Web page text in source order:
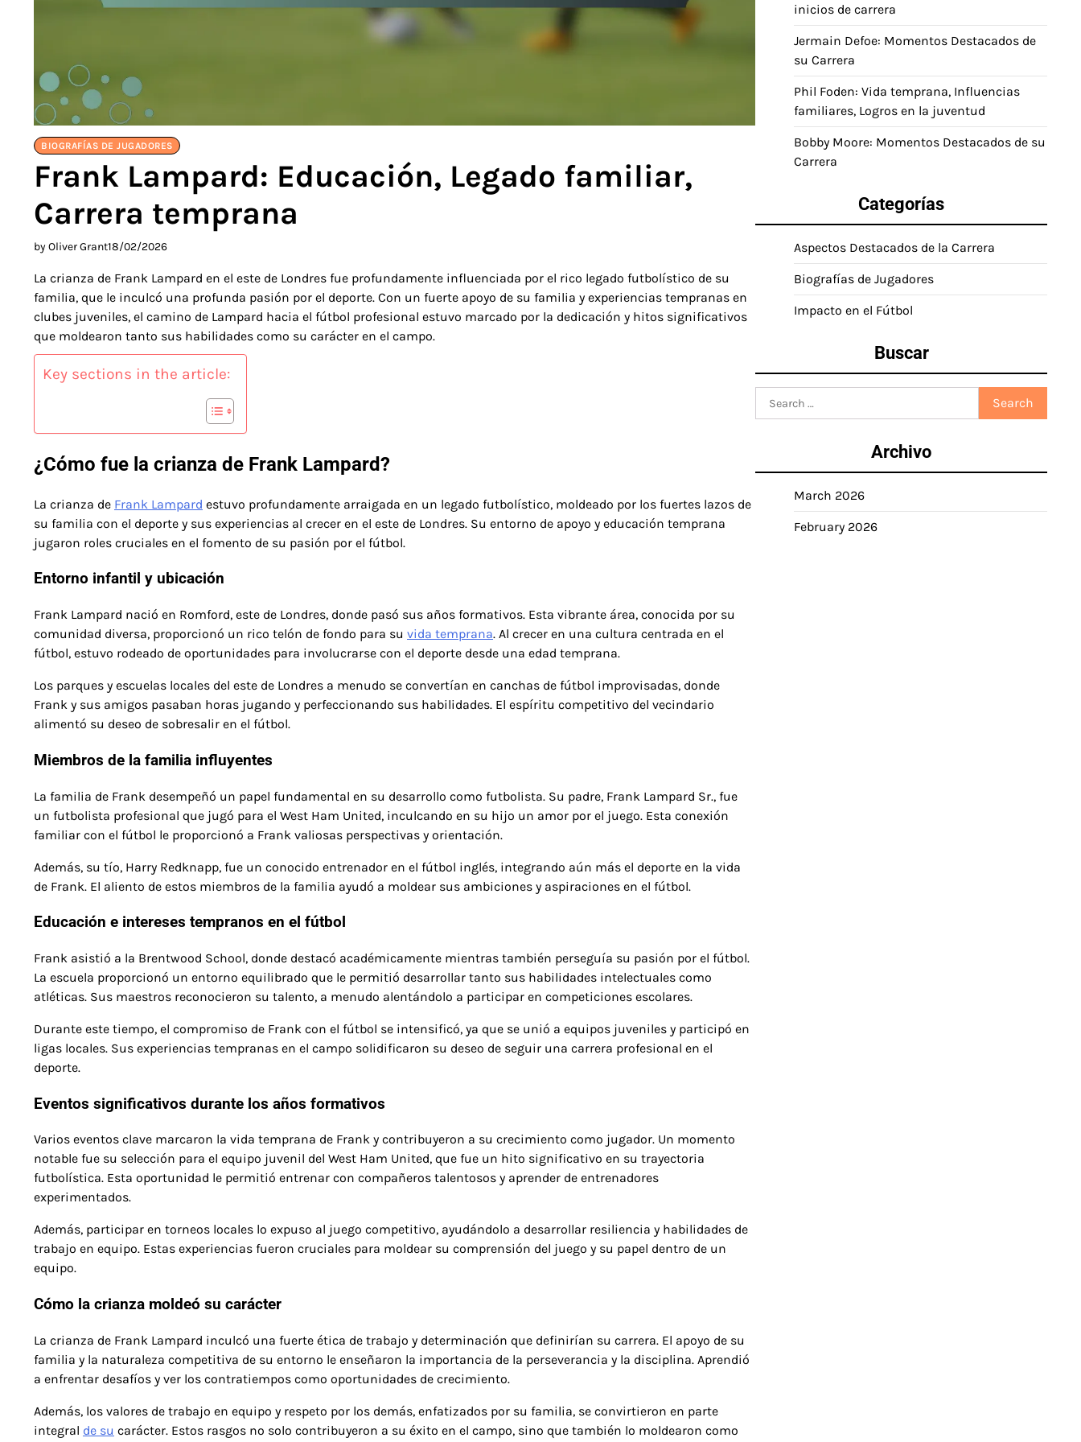
BIOGRAFÍAS DE JUGADORES
Frank Lampard: Educación, Legado familiar,
Carrera temprana
by Oliver Grant18/02/2026
La crianza de Frank Lampard en el este de Londres fue profundamente influenciada por el rico legado futbolístico de su
familia, que le inculcó una profunda pasión por el deporte. Con un fuerte apoyo de su familia y experiencias tempranas en
clubes juveniles, el camino de Lampard hacia el fútbol profesional estuvo marcado por la dedicación y hitos significativos
que moldearon tanto sus habilidades como su carácter en el campo.
Key sections in the article:
¿Cómo fue la crianza de Frank Lampard?
La crianza de Frank Lampard estuvo profundamente arraigada en un legado futbolístico, moldeado por los fuertes lazos de
su familia con el deporte y sus experiencias al crecer en el este de Londres. Su entorno de apoyo y educación temprana
jugaron roles cruciales en el fomento de su pasión por el fútbol.
Entorno infantil y ubicación
Frank Lampard nació en Romford, este de Londres, donde pasó sus años formativos. Esta vibrante área, conocida por su
comunidad diversa, proporcionó un rico telón de fondo para su vida temprana. Al crecer en una cultura centrada en el
fútbol, estuvo rodeado de oportunidades para involucrarse con el deporte desde una edad temprana.
Los parques y escuelas locales del este de Londres a menudo se convertían en canchas de fútbol improvisadas, donde
Frank y sus amigos pasaban horas jugando y perfeccionando sus habilidades. El espíritu competitivo del vecindario
alimentó su deseo de sobresalir en el fútbol.
Miembros de la familia influyentes
La familia de Frank desempeñó un papel fundamental en su desarrollo como futbolista. Su padre, Frank Lampard Sr., fue
un futbolista profesional que jugó para el West Ham United, inculcando en su hijo un amor por el juego. Esta conexión
familiar con el fútbol le proporcionó a Frank valiosas perspectivas y orientación.
Además, su tío, Harry Redknapp, fue un conocido entrenador en el fútbol inglés, integrando aún más el deporte en la vida
de Frank. El aliento de estos miembros de la familia ayudó a moldear sus ambiciones y aspiraciones en el fútbol.
Educación e intereses tempranos en el fútbol
Frank asistió a la Brentwood School, donde destacó académicamente mientras también perseguía su pasión por el fútbol.
La escuela proporcionó un entorno equilibrado que le permitió desarrollar tanto sus habilidades intelectuales como
atléticas. Sus maestros reconocieron su talento, a menudo alentándolo a participar en competiciones escolares.
Durante este tiempo, el compromiso de Frank con el fútbol se intensificó, ya que se unió a equipos juveniles y participó en
ligas locales. Sus experiencias tempranas en el campo solidificaron su deseo de seguir una carrera profesional en el
deporte.
Eventos significativos durante los años formativos
Varios eventos clave marcaron la vida temprana de Frank y contribuyeron a su crecimiento como jugador. Un momento
notable fue su selección para el equipo juvenil del West Ham United, que fue un hito significativo en su trayectoria
futbolística. Esta oportunidad le permitió entrenar con compañeros talentosos y aprender de entrenadores
experimentados.
Además, participar en torneos locales lo expuso al juego competitivo, ayudándolo a desarrollar resiliencia y habilidades de
trabajo en equipo. Estas experiencias fueron cruciales para moldear su comprensión del juego y su papel dentro de un
equipo.
Cómo la crianza moldeó su carácter
La crianza de Frank Lampard inculcó una fuerte ética de trabajo y determinación que definirían su carrera. El apoyo de su
familia y la naturaleza competitiva de su entorno le enseñaron la importancia de la perseverancia y la disciplina. Aprendió
a enfrentar desafíos y ver los contratiempos como oportunidades de crecimiento.
Además, los valores de trabajo en equipo y respeto por los demás, enfatizados por su familia, se convirtieron en parte
integral de su carácter. Estos rasgos no solo contribuyeron a su éxito en el campo, sino que también lo moldearon como
inicios de carrera
Jermain Defoe: Momentos Destacados de
su Carrera
Phil Foden: Vida temprana, Influencias
familiares, Logros en la juventud
Bobby Moore: Momentos Destacados de su
Carrera
Categorías
Aspectos Destacados de la Carrera
Biografías de Jugadores
Impacto en el Fútbol
Buscar
for:
Archivo
March 2026
February 2026